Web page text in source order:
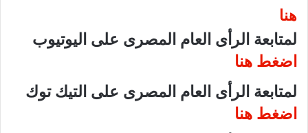
هنا
لمتابعة الرأى العام المصرى على اليوتيوب
اضغط هنا
لمتابعة الرأى العام المصرى على التيك توك
اضغط هنا